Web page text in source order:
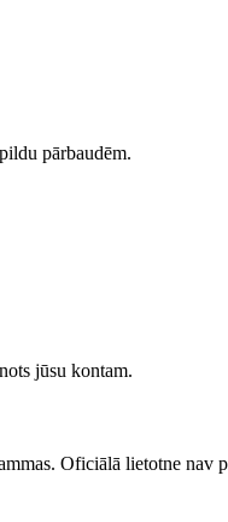
pārbaudēm.
jūsu kontam.
Oficiālā lietotne nav